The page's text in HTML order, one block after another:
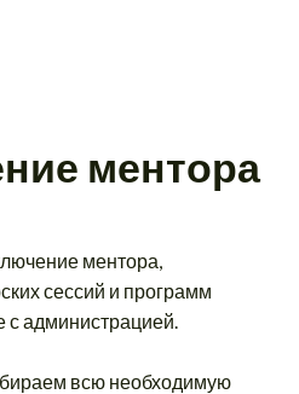
ментора
ментора,
сессий и программ
с администрацией.
всю необходимую